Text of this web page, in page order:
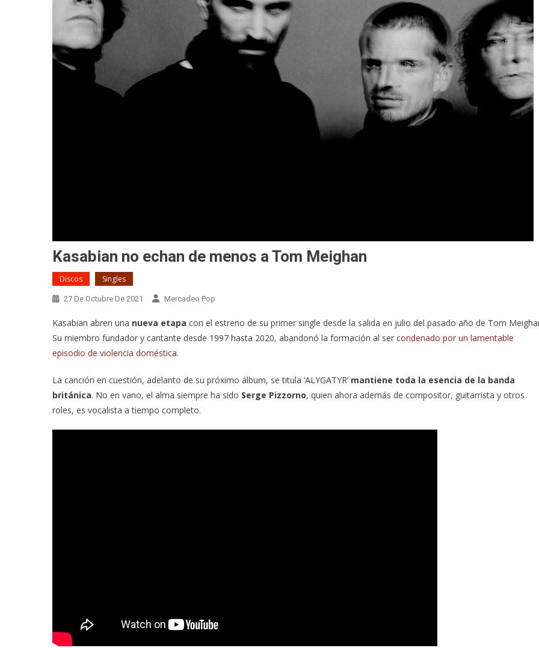
Kasabian no echan de menos a Tom Meighan
Discos Singles
27 De Octubre De 2021 Mercadeo Pop
Kasabian abren una nueva etapa con el estreno de su primer single desde la salida en julio del pasado año de Tom
Su miembro fundador y cantante desde 1997 hasta 2020, abandonó la formación al ser condenado por un lamentable
episodio de violencia doméstica.
La canción en cuestión, adelanto de su próximo álbum, se titula ‘ALYGATYR’ mantiene toda la esencia de la banda
británica. No en vano, el alma siempre ha sido Serge Pizzorno, quien ahora además de compositor, guitarrista y otros
roles, es vocalista a tiempo completo.